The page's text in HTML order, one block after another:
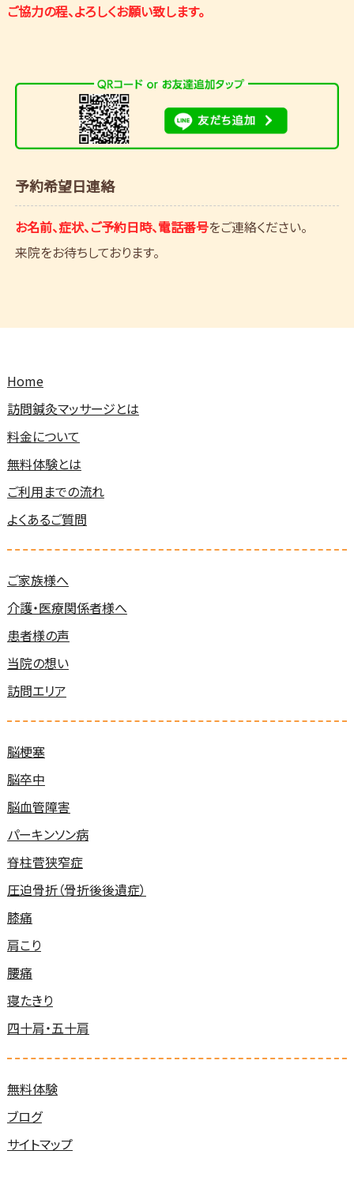
ご協力の程、よろしくお願い致します。
予約希望日連絡
お名前、症状、ご予約日時、電話番号をご連絡ください。
来院をお待ちしております。
Home
訪問鍼灸マッサージとは
料金について
無料体験とは
ご利用までの流れ
よくあるご質問
ご家族様へ
介護・医療関係者様へ
患者様の声
当院の想い
訪問エリア
脳梗塞
脳卒中
脳血管障害
パーキンソン病
脊柱菅狭窄症
圧迫骨折（骨折後後遺症）
膝痛
肩こり
腰痛
寝たきり
四十肩・五十肩
無料体験
ブログ
サイトマップ